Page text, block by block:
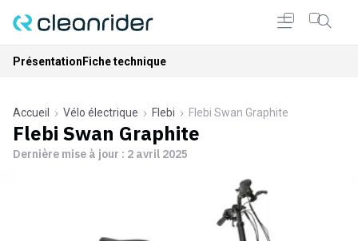
Présentation Fiche technique
Accueil Vélo électrique Flebi Flebi Swan Graphite
Flebi Swan Graphite
Dernière mise à jour : 2 avril 2025